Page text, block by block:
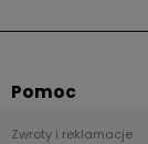
Pomoc
Zwroty i reklamacje